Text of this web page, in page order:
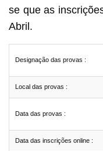
se que as
Abril.
Designação das provas :
Local das provas :
Data das provas :
Data das inscrições online :